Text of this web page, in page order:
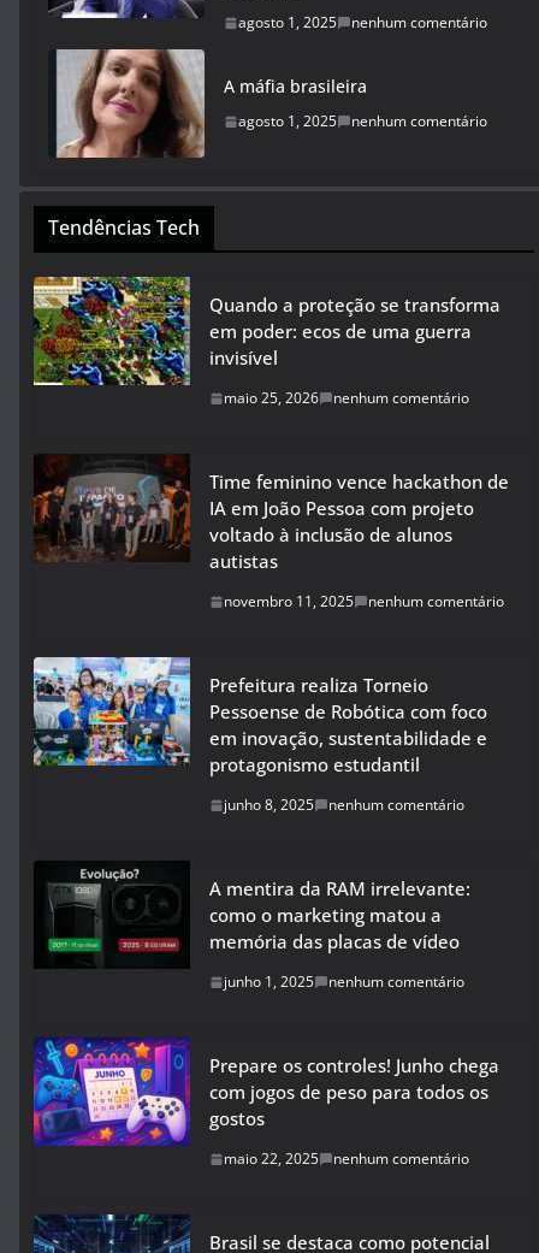
agosto 1, 2025 nenhum comentário
A máfia brasileira
agosto 1, 2025 nenhum comentário
Tendências Tech
Quando a proteção se transforma
em poder: ecos de uma guerra
invisível
maio 25, 2026 nenhum comentário
Time feminino vence hackathon de
IA em João Pessoa com projeto
voltado à inclusão de alunos
autistas
novembro 11, 2025 nenhum comentário
Prefeitura realiza Torneio
Pessoense de Robótica com foco
em inovação, sustentabilidade e
protagonismo estudantil
junho 8, 2025 nenhum comentário
A mentira da RAM irrelevante:
como o marketing matou a
memória das placas de vídeo
junho 1, 2025 nenhum comentário
Prepare os controles! Junho chega
com jogos de peso para todos os
gostos
maio 22, 2025 nenhum comentário
Brasil se destaca como potencial